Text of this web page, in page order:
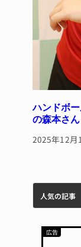
ハンドボ
の森本さ
2025年12月
人気の記事
名張市水道料金47％値上げへ 答申案、審議会で大筋まとまる
中学校の陶壁モニュメント 地元建設会社がボランティアで清掃 伊賀名張市立病院のDMAT、熊本地震の被災地へ 能登以来3回目の派遣